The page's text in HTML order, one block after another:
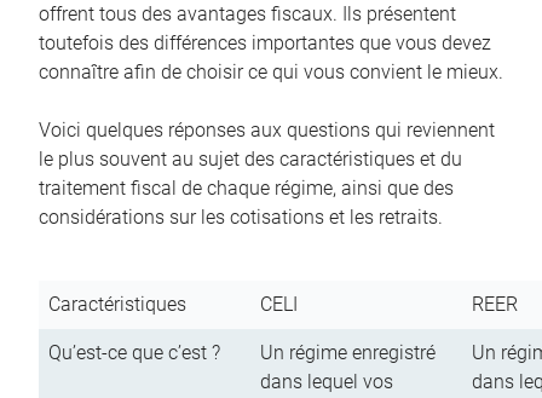
offrent tous des avantages fiscaux. Ils présentent
toutefois des différences importantes que vous devez
connaître afin de choisir ce qui vous convient le mieux.
Voici quelques réponses aux questions qui reviennent
le plus souvent au sujet des caractéristiques et du
traitement fiscal de chaque régime, ainsi que des
considérations sur les cotisations et les retraits.
Caractéristiques CELI REER
Qu’est-ce que c’est ?
Un régime enregistré
dans lequel vos
Un
dans